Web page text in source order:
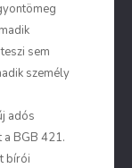
sem
személy
adós
BGB 421.
bírói